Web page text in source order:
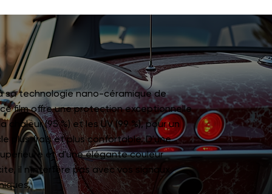
sa technologie nano-céramique de
film offre une protection exceptionnelle
chaleur (95 %) et les UV (99 %), pour un
plus frais et plus confortable. D'une
et d'une élégante couleur
il n'interfère pas avec vos signaux